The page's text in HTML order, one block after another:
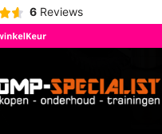
6 Reviews